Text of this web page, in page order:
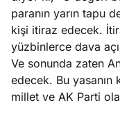
paranın yarın tapu
kişi itiraz edecek.
yüzbinlerce dava
Ve sonunda zaten
edecek. Bu yasanın
millet ve AK Parti